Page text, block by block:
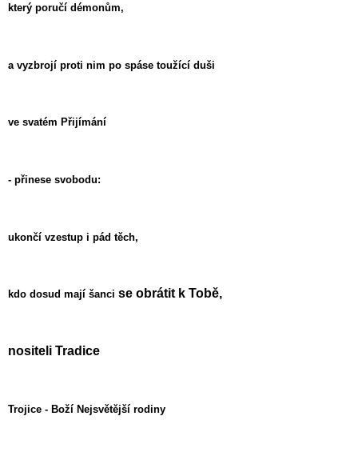
který poručí démonům,
a vyzbrojí proti nim po spáse toužící duši
ve svatém Přijímání
- přinese svobodu:
ukončí vzestup i pád těch,
kdo dosud mají šanci se obrátit k Tobě,
nositeli Tradice
Trojice - Boží Nejsvětější rodiny